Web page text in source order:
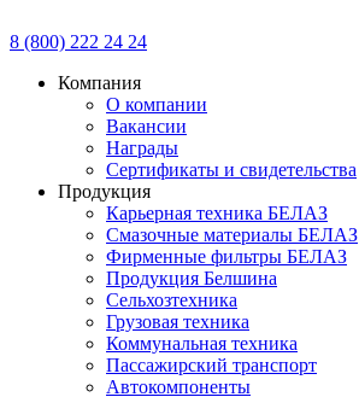
8 (800) 222 24 24
Компания
О компании
Вакансии
Награды
Сертификаты и свидетельства
Продукция
Карьерная техника БЕЛАЗ
Смазочные материалы БЕЛАЗ
Фирменные фильтры БЕЛАЗ
Продукция Белшина
Сельхозтехника
Грузовая техника
Коммунальная техника
Пассажирский транспорт
Автокомпоненты